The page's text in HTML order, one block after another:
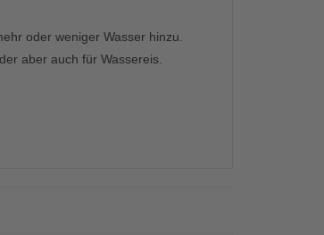
oder weniger Wasser hinzu.
aber auch für Wassereis.